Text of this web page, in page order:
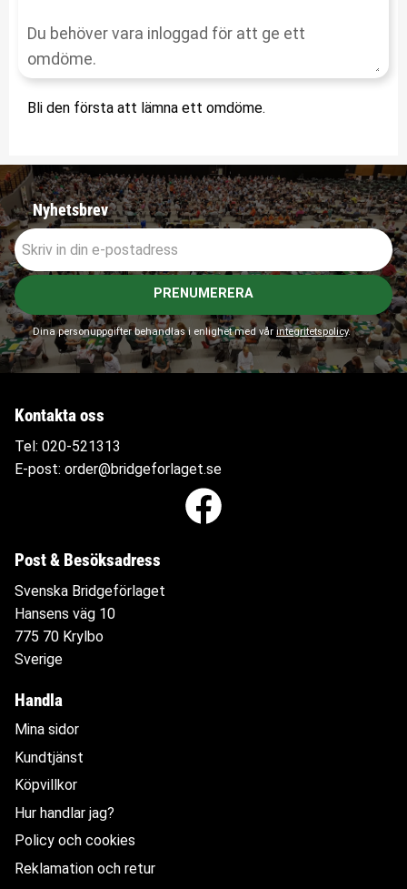
Bli den första att lämna ett omdöme.
Nyhetsbrev
PRENUMERERA
Dina personuppgifter behandlas i enlighet med vår integritetspolicy.
Kontakta oss
Tel: 020-521313
E-post: order@bridgeforlaget.se
Post & Besöksadress
Svenska Bridgeförlaget
Hansens väg 10
775 70 Krylbo
Sverige
Handla
Mina sidor
Kundtjänst
Köpvillkor
Hur handlar jag?
Policy och cookies
Reklamation och retur